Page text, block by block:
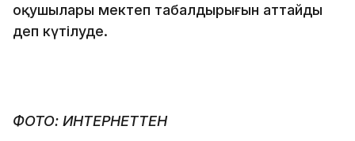
оқушылары мектеп табалдырығын аттайды
деп күтілуде.
ФОТО: ИНТЕРНЕТТЕН